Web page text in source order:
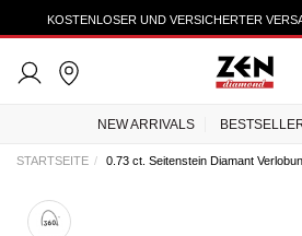
KOSTENLOSER UND VERSICHERTER
NEW ARRIVALS
STARTSEITE 0.73 ct. Seitenstein Diamant